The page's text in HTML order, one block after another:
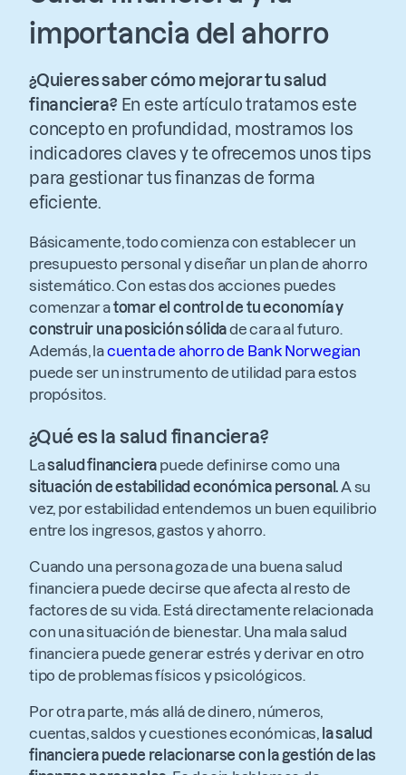
importancia del ahorro
¿Quieres saber cómo mejorar tu salud
financiera? En este artículo tratamos este
concepto en profundidad, mostramos los
indicadores claves y te ofrecemos unos tips
para gestionar tus finanzas de forma
eficiente.
Básicamente, todo comienza con establecer un
presupuesto personal y diseñar un plan de ahorro
sistemático. Con estas dos acciones puedes
comenzar atomar el control de tu economía y
construir una posición sólidade cara al futuro.
Además, lacuenta de ahorro de Bank Norwegian
puede ser un instrumento de utilidad para estos
propósitos.
¿Qué es la salud financiera?
Lasalud financiera puede definirse como una
situación de estabilidad económica personal. A su
vez, por estabilidad entendemos un buen equilibrio
entre los ingresos, gastos y ahorro.
Cuando una persona goza de una buena salud
financiera puede decirse que afecta al resto de
factores de su vida. Está directamente relacionada
con una situación de bienestar. Una mala salud
financiera puede generar estrés y derivar en otro
tipo de problemas físicos y psicológicos.
Por otra parte, más allá de dinero, números,
cuentas, saldos y cuestiones económicas, la salud
financiera puede relacionarse con la gestión de las